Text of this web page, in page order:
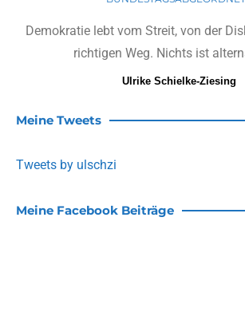
Demokratie lebt vom Streit, von der
richtigen Weg. Nichts ist
Ulrike Schielke-Ziesing
Meine Tweets
Tweets by ulschzi
Meine Facebook Beiträge